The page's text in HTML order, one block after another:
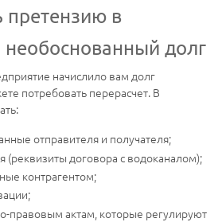
претензию в
необоснованный долг
начислило вам долг
потребовать перерасчет. В
отправителя и получателя;
(реквизиты договора с водоканалом);
контрагентом;
правовым актам, которые регулируют